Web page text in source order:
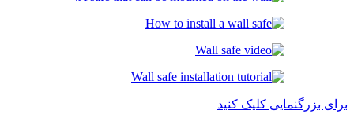
برای بزرگنمایی کلیک کنید